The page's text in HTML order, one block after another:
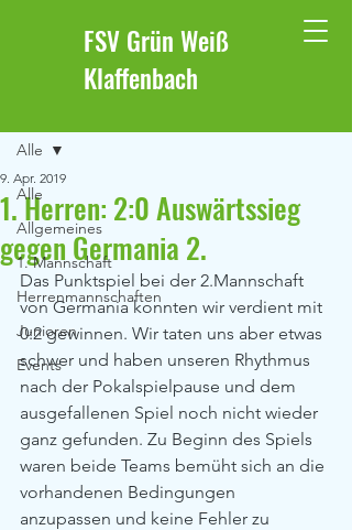
FSV Grün Weiß
Klaffenbach
Alle
Allgemeines
1. Mannschaft
Herrenmannschaften
Junioren
Events
Alle
1. Herren: 2:0 Auswärtssieg
gegen Germania 2.
9. Apr. 2019
Das Punktspiel bei der 2.Mannschaft
von Germania konnten wir verdient mit
0:2 gewinnen. Wir taten uns aber etwas
schwer und haben unseren Rhythmus
nach der Pokalspielpause und dem
ausgefallenen Spiel noch nicht wieder
ganz gefunden. Zu Beginn des Spiels
waren beide Teams bemüht sich an die
vorhandenen Bedingungen
anzupassen und keine Fehler zu